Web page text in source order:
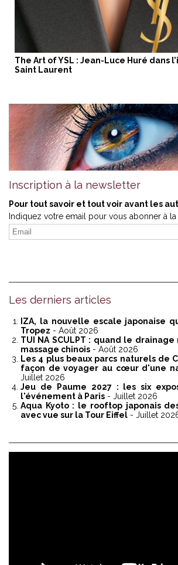
The Art of YSL : Jean-Luce Huré dans
Saint Laurent
Inscription à la newsletter
Pour tout savoir et tout voir avant les
Indiquez votre email pour vous abonner à
Les derniers articles
IZA, la nouvelle escale japonaise
Tropez - Août 2026
TUI NA SCULPT : quand le
massage chinois - Août 2026
Les 4 plus beaux parcs naturels de
façon de voyager au cœur d'une
Juillet 2026
Jeu de Paume 2027 : les six
l'événement à Paris - Juillet 2026
Aqua Kyoto : le rooftop japonais
avec vue sur la Tour Eiffel - Juillet